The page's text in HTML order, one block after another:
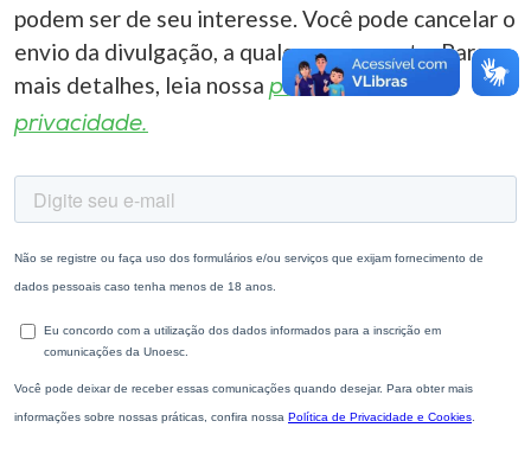
podem ser de seu interesse. Você pode cancelar o
envio da divulgação, a qualquer momento. Para
mais detalhes, leia nossa política de
privacidade.